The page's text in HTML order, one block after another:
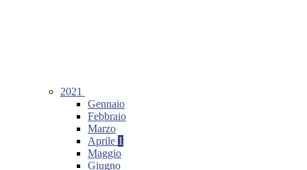
2021
Gennaio
Febbraio
Marzo
Aprile 1
Maggio
Giugno